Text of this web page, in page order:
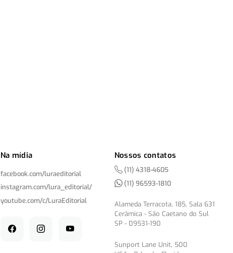
Na mídia
facebook.com/luraeditorial
instagram.com/lura_editorial/
youtube.com/c/LuraEditorial
Nossos contatos
(11) 4318-4605
(11) 96593-1810
Alameda Terracota, 185, Sala 631
Cerâmica - São Caetano do Sul
SP - 09531-190
Sunport Lane Unit, 500